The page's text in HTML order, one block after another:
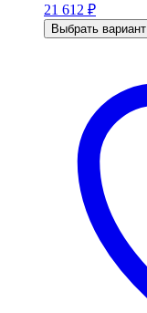
21 612 ₽
Выбрать вариант